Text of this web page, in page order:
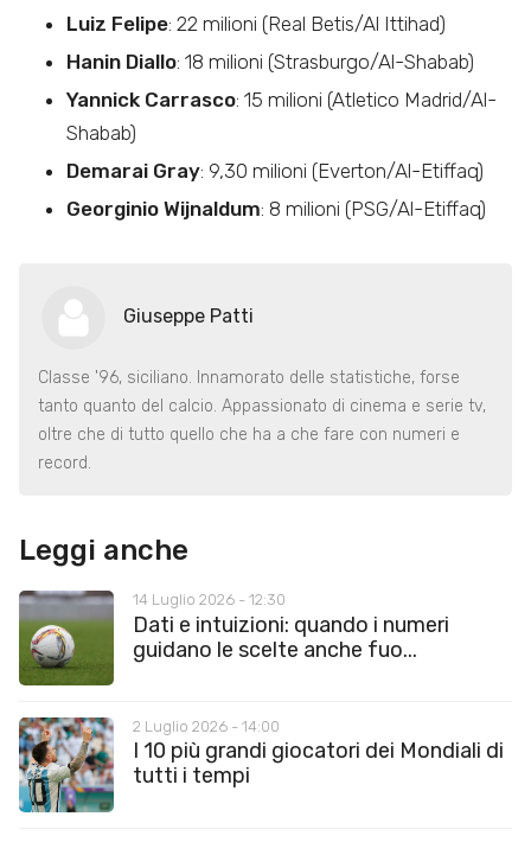
Luiz Felipe: 22 milioni (Real Betis/Al Ittihad)
Hanin Diallo: 18 milioni (Strasburgo/Al-Shabab)
Yannick Carrasco: 15 milioni (Atletico Madrid/Al-
Shabab)
Demarai Gray: 9,30 milioni (Everton/Al-Etiffaq)
Georginio Wijnaldum: 8 milioni (PSG/Al-Etiffaq)
Giuseppe Patti
Classe '96, siciliano. Innamorato delle statistiche, forse
tanto quanto del calcio. Appassionato di cinema e serie tv,
oltre che di tutto quello che ha a che fare con numeri e
record.
Leggi anche
14 Luglio 2026 - 12:30
Dati e intuizioni: quando i numeri
guidano le scelte anche fuo...
2 Luglio 2026 - 14:00
I 10 più grandi giocatori dei Mondiali di
tutti i tempi